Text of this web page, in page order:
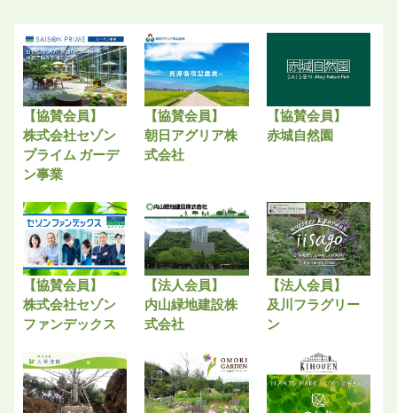
【協賛会員】
株式会社セゾン
プライム ガーデ
ン事業
【協賛会員】
朝日アグリア株
式会社
【協賛会員】
赤城自然園
【協賛会員】
株式会社セゾン
ファンデックス
【法人会員】
内山緑地建設株
式会社
【法人会員】
及川フラグリー
ン